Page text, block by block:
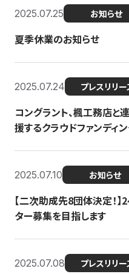
2025.07.25 お知らせ
夏季休業のお知らせ
2025.07.24 プレスリリー
コングラント、楓工務店
援するクラウドファンディ
2025.07.10 お知らせ
【二次助成先8団体決定！
ター募集を目指します
2025.07.08 プレスリリー